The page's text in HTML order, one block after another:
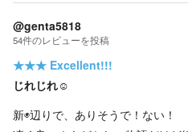
@genta5818
54件のレビューを投稿
★★★ Excellent!!!
じれじれ☺️
新◉辺りで、ありそうで！ない！